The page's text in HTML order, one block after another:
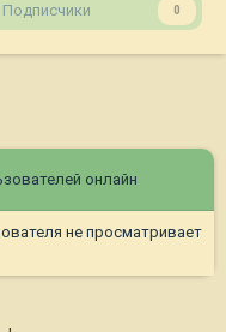
Подписчики 0
онлайн
не просматривает